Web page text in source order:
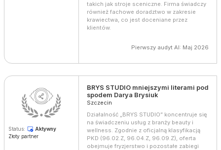
takich jak stroje sceniczne. Firma świadczy
również fachowe doradztwo w zakresie
krawiectwa, co jest doceniane przez
klientów.
Pierwszy audyt AI: Maj 2026
Status:
Aktywny
Złoty partner
BRYS STUDIO mniejszymi literami pod
spodem Darya Brysiuk
Szczecin
Działalność „BRYS STUDIO” koncentruje się
na świadczeniu usług z branży beauty i
wellness. Zgodnie z oficjalną klasyfikacją
PKD (96.02.Z, 96.04.Z, 96.09.Z), oferta
obejmuje fryzjerstwo i pozostałe zabiegi